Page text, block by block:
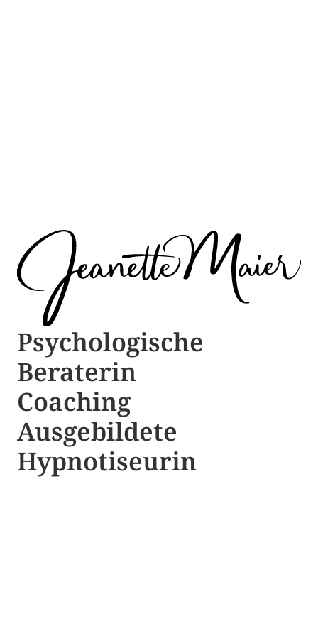
Psychologische ​​
Beraterin
Coaching
Ausgebildete​ ​
Hypnotiseurin